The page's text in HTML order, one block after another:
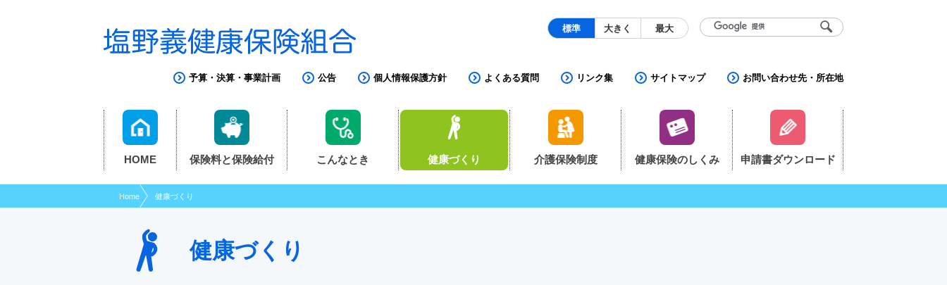
HOME 保険料と保険給付 こんなとき 健康づくり 介護保険制度 健康保険のしくみ 申請書ダウンロード
予算・決算・事業計画 公告 個人情報保護方針 よくある質問 リンク集 サイトマップ お問い合わせ先・所在地
標準 大きく 最大
Home 健康づくり
健康づくり